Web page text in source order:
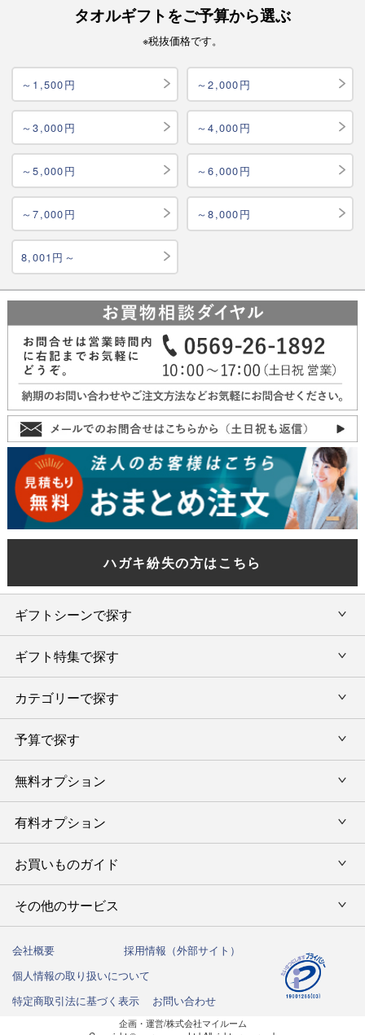
タオルギフトをご予算から選ぶ
※税抜価格です。
～1,500円 ～2,000円
～3,000円 ～4,000円
～5,000円 ～6,000円
～7,000円 ～8,000円
8,001円～
ハガキ紛失の方はこちら
ギフトシーンで探す
内祝い・お返し
結婚内祝い・引出物
出産内祝い・お返し
香典返し・法要引出物
新築内祝い・引越ご挨拶
入学内祝い
お祝い
結婚祝い
ギフト特集で探す
旅行カタログギフト
カタログギフトランキング
出産内祝 名入れ
今治タオル特集
カテゴリーで探す
カタログギフト
グルメ限定カタログギフト
グルメギフト
タオルギフト
キッチンウェア
インテリア・雑貨
洗剤・アロマ
予算で探す
カタログギフトを予算で選ぶ
タオルギフトを予算で選ぶ
その他のギフトを予算で選ぶ
無料オプション
ラッピング
のし
命名札
有料オプション
風呂敷
写真入メッセージカード
弔事用 挨拶状
お買いものガイド
初めての方へ
ご注文方法
送料・お支払い方法
カタログギフトの納期について
その他のサービス
法人向けサービス
ハガキ紛失の方はこちら
会社概要
採用情報（外部サイト）
個人情報の取り扱いについて
特定商取引法に基づく表示
お問い合わせ
企画・運営/株式会社マイルーム